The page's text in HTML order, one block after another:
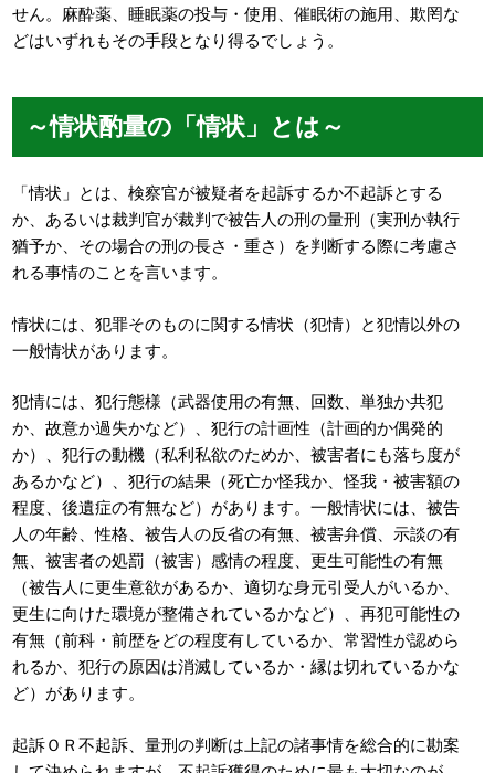
せん。麻酔薬、睡眠薬の投与・使用、催眠術の施用、欺罔な
どはいずれもその手段となり得るでしょう。
～情状酌量の「情状」とは～
「情状」とは、検察官が被疑者を起訴するか不起訴とする
か、あるいは裁判官が裁判で被告人の刑の量刑（実刑か執行
猶予か、その場合の刑の長さ・重さ）を判断する際に考慮さ
れる事情のことを言います。
情状には、犯罪そのものに関する情状（犯情）と犯情以外の
一般情状があります。
犯情には、犯行態様（武器使用の有無、回数、単独か共犯
か、故意か過失かなど）、犯行の計画性（計画的か偶発的
か）、犯行の動機（私利私欲のためか、被害者にも落ち度が
あるかなど）、犯行の結果（死亡か怪我か、怪我・被害額の
程度、後遺症の有無など）があります。一般情状には、被告
人の年齢、性格、被告人の反省の有無、被害弁償、示談の有
無、被害者の処罰（被害）感情の程度、更生可能性の有無
（被告人に更生意欲があるか、適切な身元引受人がいるか、
更生に向けた環境が整備されているかなど）、再犯可能性の
有無（前科・前歴をどの程度有しているか、常習性が認めら
れるか、犯行の原因は消滅しているか・縁は切れているかな
ど）があります。
起訴ＯＲ不起訴、量刑の判断は上記の諸事情を総合的に勘案